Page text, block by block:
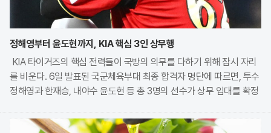
정해영부터 윤도현까지, KIA 핵심 3인 상무행
KIA 타이거즈의 핵심 전력들이 국방의 의무를 다하기 위해 잠시 자리
를 비운다. 6일 발표된 국군체육부대 최종 합격자 명단에 따르면, 투수
정해영과 한재승, 내야수 윤도현 등 총 3명의 선수가 상무 입대를 확정
을 보였으나, 최종적으로 구단과